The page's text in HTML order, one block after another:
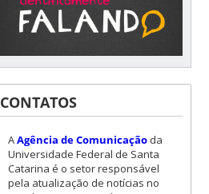
CONTATOS
AAgência de Comunicaçãoda
Universidade Federal de Santa
Catarina é o setor responsável
pela atualização de notícias no